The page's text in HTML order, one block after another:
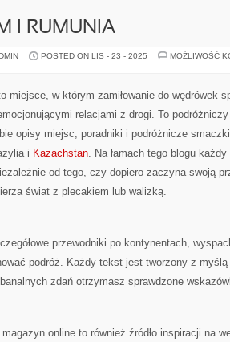
I RUMUNIA
POSTED ON LIS - 23 - 2025
MOŻLIWOŚĆ
miejsce, w którym zamiłowanie do wędrówek
relacjami z drogi. To
opisy miejsc, poradniki i podróżnicze
i Kazachstan. Na łamach tego blogu
od tego, czy dopiero zaczyna swoją
świat z plecakiem lub walizką.
przewodniki po kontynentach,
podróż. Każdy tekst jest tworzony z
zdań otrzymasz sprawdzone
online to również źródło inspiracji na